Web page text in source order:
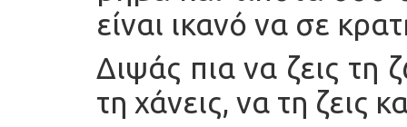
είναι ικανό να σε
Διψάς πια να ζεις τη
τη χάνεις, να τη ζεις